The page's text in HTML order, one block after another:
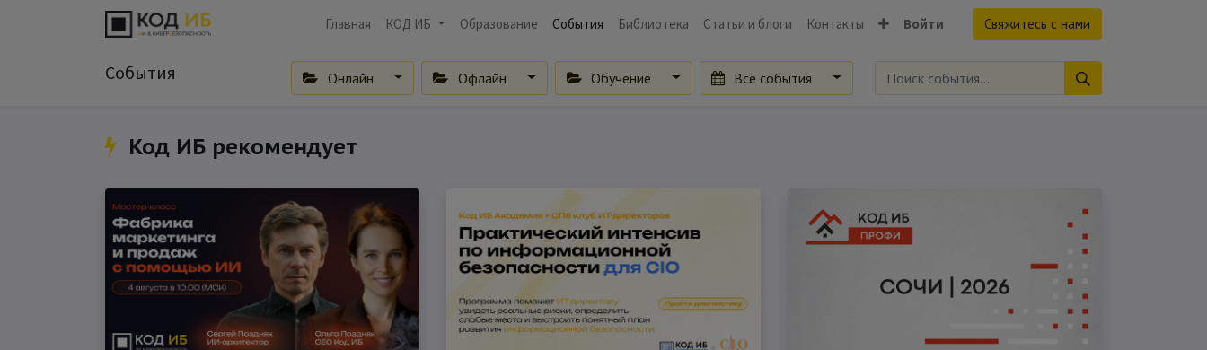
Главная КОД ИБ Образование События Библиотека Статьи и блоги Контакты Войти Свяжитесь с нами
События Онлайн Офлайн Обучение Все события
Код ИБ рекомендует